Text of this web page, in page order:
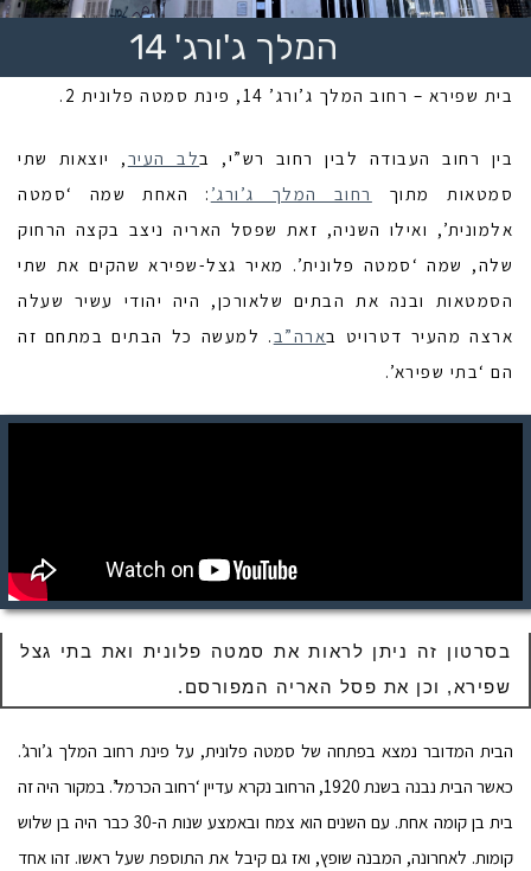
המלך ג'ורג' 14
בית שפירא – רחוב המלך ג’ורג’ 14, פינת סמטה פלונית 2.
בין רחוב העבודה לבין רחוב רש”י, בלב העיר, יוצאות שתי
סמטאות מתוך
רחוב המלך ג’ורג’ : האחת שמה ‘סמטה
אלמונית’, ואילו השניה, זאת שפסל האריה ניצב בקצה הרחוק
שלה, שמה ‘סמטה פלונית’. מאיר גצל-שפירא שהקים את שתי
הסמטאות ובנה את הבתים שלאורכן, היה יהודי עשיר שעלה
ארצה מהעיר דטרויט בארה”ב. למעשה כל הבתים במתחם זה
הם ‘בתי שפירא’.
בסרטון זה ניתן לראות את סמטה פלונית ואת בתי גצל
שפירא, וכן את פסל האריה המפורסם.
הבית המדובר נמצא בפתחה של סמטה פלונית, על פינת רחוב המלך ג’ורג’.
כאשר הבית נבנה בשנת 1920, הרחוב נקרא עדיין ‘רחוב הכרמל’. במקור היה זה
בית בן קומה אחת. עם השנים הוא צמח ובאמצע שנות ה-30 כבר היה בן שלוש
קומות. לאחרונה, המבנה שופץ, ואז גם קיבל את התוספת שעל ראשו. זהו אחד